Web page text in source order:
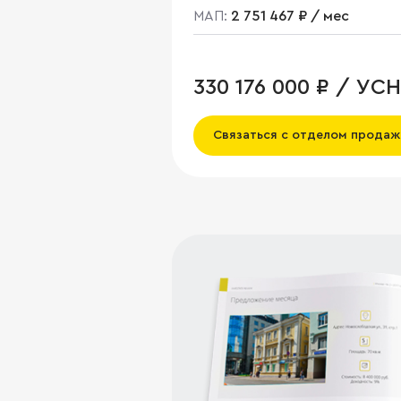
МАП: 2 751 467 ₽ / мес
330 176 000 ₽ / УСН
Связаться с отделом